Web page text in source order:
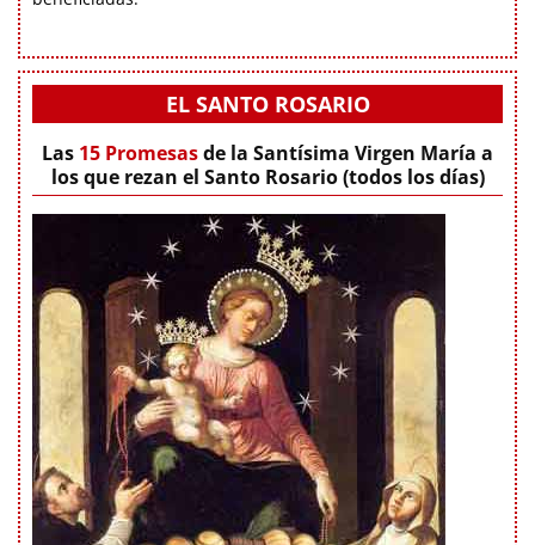
EL SANTO ROSARIO
Las 15 Promesasde la Santísima Virgen María a
los que rezan el Santo Rosario (todos los días)